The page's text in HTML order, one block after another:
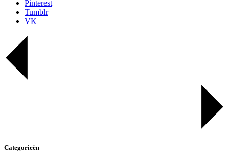
Pinterest
Tumblr
VK
Categorieën